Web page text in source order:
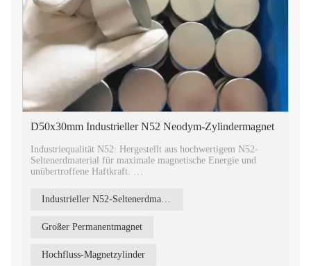
D50x30mm Industrieller N52 Neodym-Zylindermagnet
Industriequalität N52: Hergestellt aus hochwertigem N52-
Seltenerdmaterial für maximale magnetische Energie und
unübertroffene Haftkraft.
tiefes Magnetfeld, ideal für Motoren mit hohem Drehmoment
und robuste Industrieseparatoren.
Kupfer-Nickel-Beschichtung gewährleistet eine glänzende,
Hohe Präzisionstoleranz: Hergestellt unter strenger
Maßkontrolle, daher ideal für die automatisierte Montage und
Industrieller N52-Seltenerdmagnet
Großer Permanentmagnet
Hochfluss-Magnetzylinder